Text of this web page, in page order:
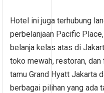
Hotel ini juga terhubung
perbelanjaan Pacific
belanja kelas atas di
toko mewah, restoran,
tamu Grand Hyatt Jakarta
berbagai pilihan yang ada